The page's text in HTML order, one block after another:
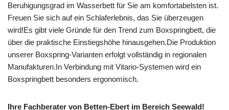
Beruhigungsgrad im Wasserbett für Sie am komfortabelsten ist.
Freuen Sie sich auf ein Schlaferlebnis, das Sie überzeugen
wird!Es gibt viele Gründe für den Trend zum Boxspringbett, die
über die praktische Einstiegshöhe hinausgehen.Die Produktion
unserer Boxspring-Varianten erfolgt vollständig in regionalen
Manufakturen.In Verbindung mit Vitario-Systemen wird ein
Boxspringbett besonders ergonomisch.
Ihre Fachberater von Betten-Ebert im Bereich Seewald!